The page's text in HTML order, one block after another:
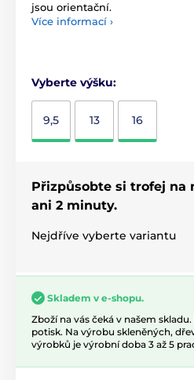
jsou orientační.
Více informací ›
Vyberte výšku:
9,5 13 16
Přizpůsobte si trofej na
ani 2 minuty.
Nejdříve vyberte variantu
Skladem v e-shopu.
Zboží na vás čeká v našem
potisk. Na výrobu skleněných,
výrobků je výrobní doba 3 až 5